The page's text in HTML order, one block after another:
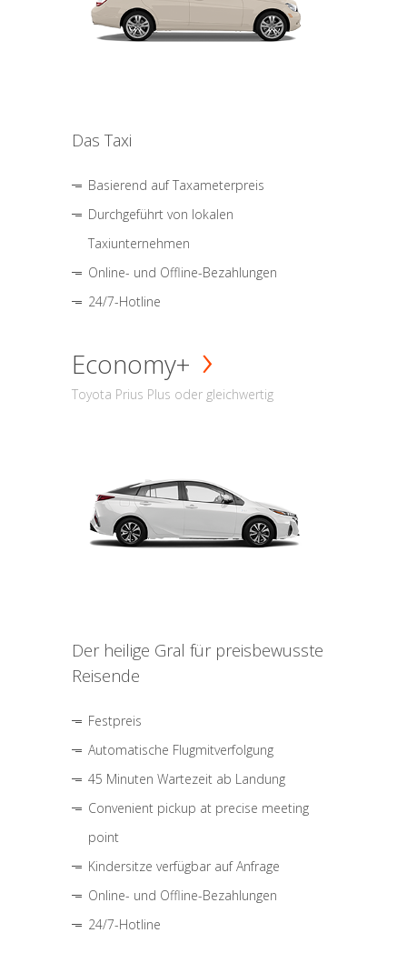
Das Taxi
Basierend auf Taxameterpreis
Durchgeführt von lokalen
Taxiunternehmen
Online- und Offline-Bezahlungen
24/7-Hotline
Economy+
Toyota Prius Plus oder gleichwertig
Der heilige Gral für preisbewusste
Reisende
Festpreis
Automatische Flugmitverfolgung
45 Minuten Wartezeit ab Landung
Convenient pickup at precise meeting
point
Kindersitze verfügbar auf Anfrage
Online- und Offline-Bezahlungen
24/7-Hotline